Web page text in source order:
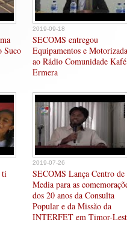
Suco
2019-09-18
SECOMS entregou
Equipamentos e
ao Rádio Comunidade Kafé
Ermera
ti
2019-07-26
SECOMS Lança Centro de
Media para as
dos 20 anos da Consulta
Popular e da Missão da
INTERFET em Timor-